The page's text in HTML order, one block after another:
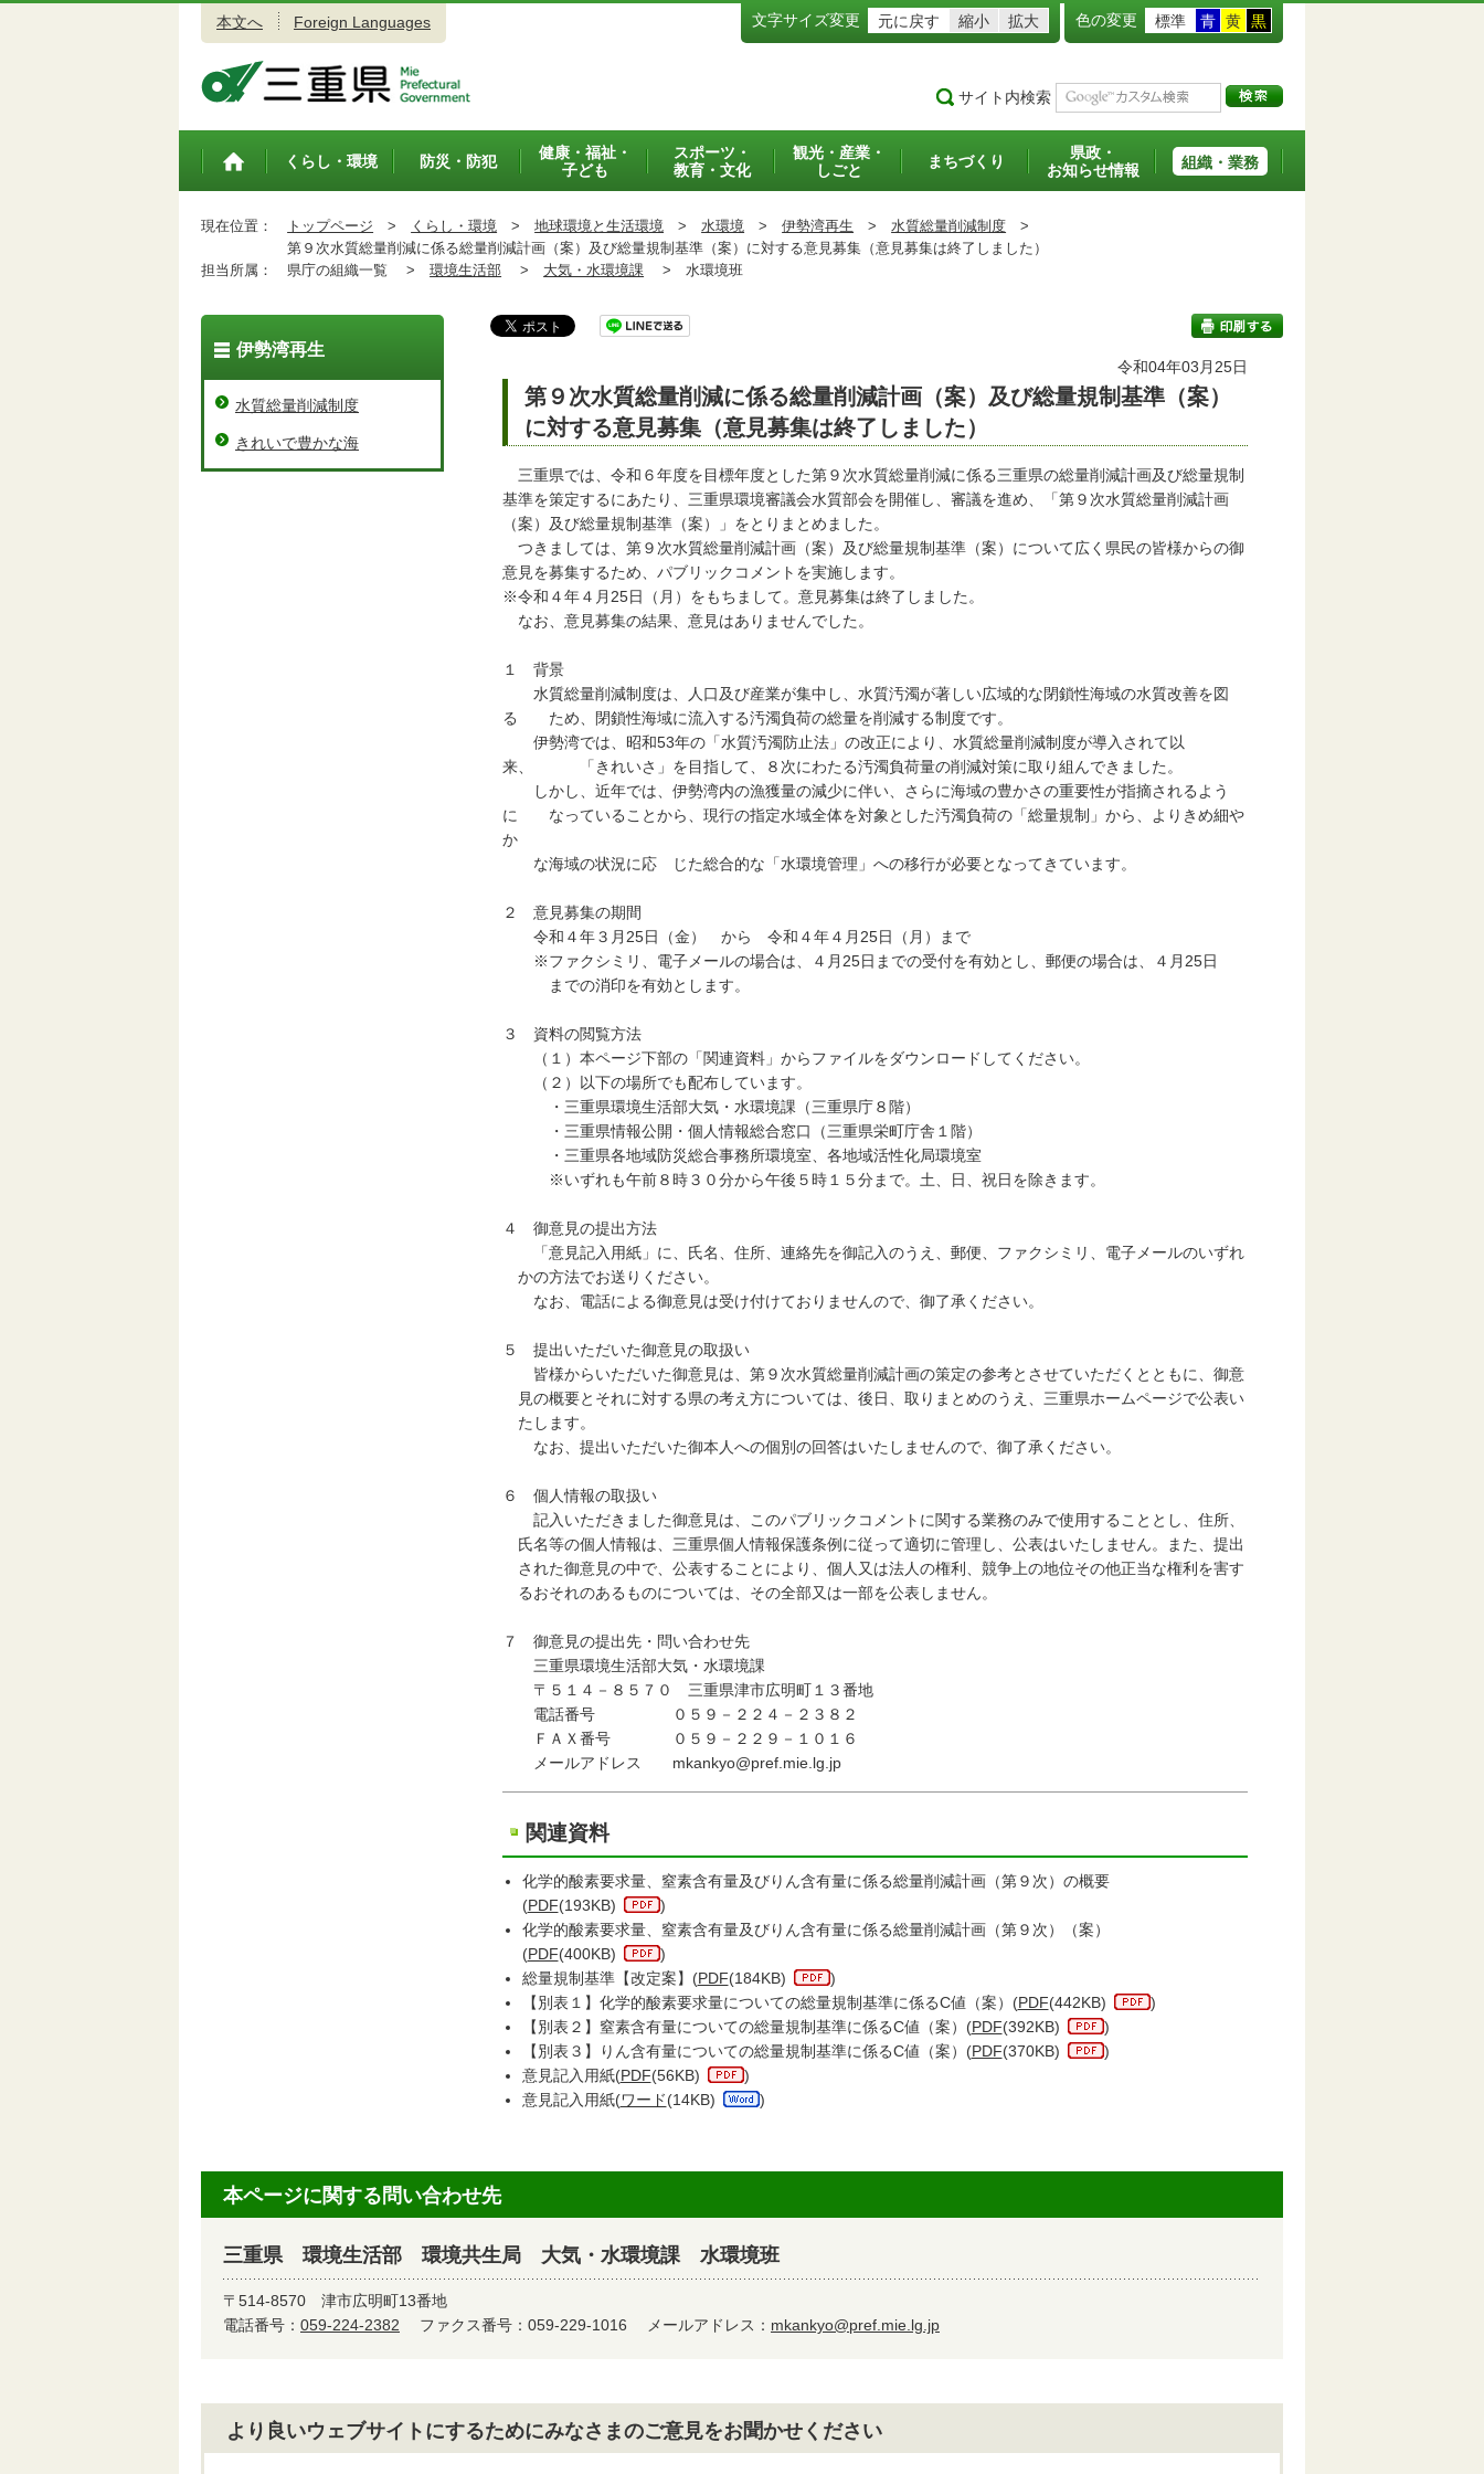
本文へ Foreign Languages 文字サイズ変更 元に戻す 縮小 拡大 色の変更 標準 青 黄 黒
サイト内検索
トップペ
くらし・環境 防災・防犯
健康・福祉・
子ども
スポーツ・
教育・文化
観光・産業・
しごと
まちづくり
県政・
お知らせ情報
組織・業務
現在位置： トップページ > くらし・環境 > 地球環境と生活環境 > 水環境 > 伊勢湾再生 > 水質総量削減制度 >
第９次水質総量削減に係る総量削減計画（案）及び総量規制基準（案）に対する意見募集（意見募集は終了しました）
担当所属：
県庁の組織一覧 > 環境生活部 > 大気・水環境課 > 水環境班
令和04年03月25日
第９次水質総量削減に係る総量削減計画（案）及び総量規制基準（案）
に対する意見募集（意見募集は終了しました）
三重県では、令和６年度を目標年度とした第９次水質総量削減に係る三重県の総量削減計画及び総量規制
基準を策定するにあたり、三重県環境審議会水質部会を開催し、審議を進め、「第９次水質総量削減計画
（案）及び総量規制基準（案）」をとりまとめました。
つきましては、第９次水質総量削減計画（案）及び総量規制基準（案）について広く県民の皆様からの御
意見を募集するため、パブリックコメントを実施します。
※令和４年４月25日（月）をもちまして。意見募集は終了しました。
なお、意見募集の結果、意見はありませんでした。
１ 背景
水質総量削減制度は、人口及び産業が集中し、水質汚濁が著しい広域的な閉鎖性海域の水質改善を図
る ため、閉鎖性海域に流入する汚濁負荷の総量を削減する制度です。
伊勢湾では、昭和53年の「水質汚濁防止法」の改正により、水質総量削減制度が導入されて以
来、 「きれいさ」を目指して、８次にわたる汚濁負荷量の削減対策に取り組んできました。
しかし、近年では、伊勢湾内の漁獲量の減少に伴い、さらに海域の豊かさの重要性が指摘されるよう
に なっていることから、現行の指定水域全体を対象とした汚濁負荷の「総量規制」から、よりきめ細や
か
な海域の状況に応 じた総合的な「水環境管理」への移行が必要となってきています。
２ 意見募集の期間
令和４年３月25日（金） から 令和４年４月25日（月）まで
※ファクシミリ、電子メールの場合は、４月25日までの受付を有効とし、郵便の場合は、４月25日
までの消印を有効とします。
３ 資料の閲覧方法
（１）本ページ下部の「関連資料」からファイルをダウンロードしてください。
（２）以下の場所でも配布しています。
・三重県環境生活部大気・水環境課（三重県庁８階）
・三重県情報公開・個人情報総合窓口（三重県栄町庁舎１階）
・三重県各地域防災総合事務所環境室、各地域活性化局環境室
※いずれも午前８時３０分から午後５時１５分まで。土、日、祝日を除きます。
４ 御意見の提出方法
「意見記入用紙」に、氏名、住所、連絡先を御記入のうえ、郵便、ファクシミリ、電子メールのいずれ
かの方法でお送りください。
なお、電話による御意見は受け付けておりませんので、御了承ください。
５ 提出いただいた御意見の取扱い
皆様からいただいた御意見は、第９次水質総量削減計画の策定の参考とさせていただくとともに、御意
見の概要とそれに対する県の考え方については、後日、取りまとめのうえ、三重県ホームページで公表い
たします。
なお、提出いただいた御本人への個別の回答はいたしませんので、御了承ください。
６ 個人情報の取扱い
記入いただきました御意見は、このパブリックコメントに関する業務のみで使用することとし、住所、
氏名等の個人情報は、三重県個人情報保護条例に従って適切に管理し、公表はいたしません。また、提出
された御意見の中で、公表することにより、個人又は法人の権利、競争上の地位その他正当な権利を害す
るおそれのあるものについては、その全部又は一部を公表しません。
７ 御意見の提出先・問い合わせ先
三重県環境生活部大気・水環境課
〒５１４－８５７０ 三重県津市広明町１３番地
電話番号 ０５９－２２４－２３８２
ＦＡＸ番号 ０５９－２２９－１０１６
メールアドレス mkankyo@pref.mie.lg.jp
関連資料
化学的酸素要求量、窒素含有量及びりん含有量に係る総量削減計画（第９次）の概要
(PDF(193KB)
)
化学的酸素要求量、窒素含有量及びりん含有量に係る総量削減計画（第９次）（案）
(PDF(400KB)
)
総量規制基準【改定案】(PDF(184KB)
)
【別表１】化学的酸素要求量についての総量規制基準に係るC値（案）(PDF(442KB)
)
【別表２】窒素含有量についての総量規制基準に係るC値（案）(PDF(392KB)
)
【別表３】りん含有量についての総量規制基準に係るC値（案）(PDF(370KB)
)
意見記入用紙(PDF(56KB)
)
意見記入用紙(ワード(14KB) )
伊勢湾再生
水質総量削減制度
きれいで豊かな海
本ページに関する問い合わせ先
三重県 環境生活部 環境共生局 大気・水環境課 水環境班
〒514-8570 津市広明町13番地
電話番号： 059-224-2382 ファクス番号：059-229-1016 メールアドレス： mkankyo@pref.mie.lg.jp
より良いウェブサイトにするためにみなさまのご意見をお聞かせください